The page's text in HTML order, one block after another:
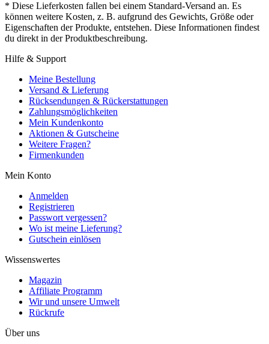
* Diese Lieferkosten fallen bei einem Standard-Versand an. Es
können weitere Kosten, z. B. aufgrund des Gewichts, Größe oder
Eigenschaften der Produkte, entstehen. Diese Informationen findest
du direkt in der Produktbeschreibung.
Hilfe & Support
Meine Bestellung
Versand & Lieferung
Rücksendungen & Rückerstattungen
Zahlungsmöglichkeiten
Mein Kundenkonto
Aktionen & Gutscheine
Weitere Fragen?
Firmenkunden
Mein Konto
Anmelden
Registrieren
Passwort vergessen?
Wo ist meine Lieferung?
Gutschein einlösen
Wissenswertes
Magazin
Affiliate Programm
Wir und unsere Umwelt
Rückrufe
Über uns